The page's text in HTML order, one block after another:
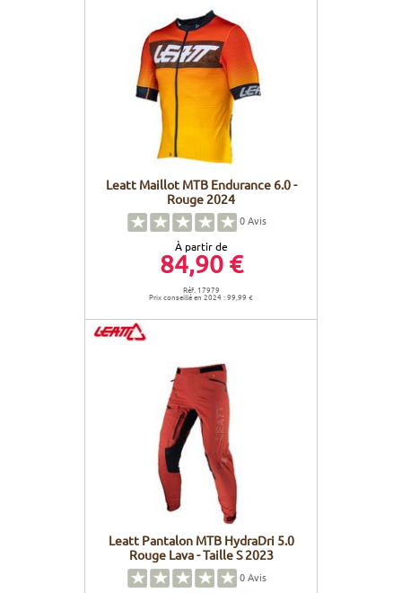
Leatt Maillot MTB Endurance 6.0 -
Rouge 2024
0Avis
À partir de
84,90 €
Réf. 17979
Prix conseillé en 2024 : 99,99 €
Leatt Pantalon MTB HydraDri 5.0
Rouge Lava - Taille S 2023
0Avis